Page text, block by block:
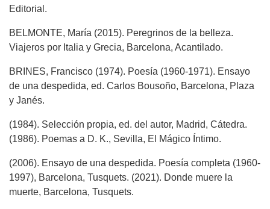
Editorial.
BELMONTE, María (2015). Peregrinos de la belleza.
Viajeros por Italia y Grecia, Barcelona, Acantilado.
BRINES, Francisco (1974). Poesía (1960-1971). Ensayo
de una despedida, ed. Carlos Bousoño, Barcelona, Plaza
y Janés.
(1984). Selección propia, ed. del autor, Madrid, Cátedra.
(1986). Poemas a D. K., Sevilla, El Mágico Íntimo.
(2006). Ensayo de una despedida. Poesía completa (1960-
1997), Barcelona, Tusquets. (2021). Donde muere la
muerte, Barcelona, Tusquets.